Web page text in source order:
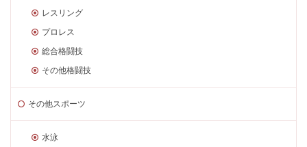
レスリング
プロレス
総合格闘技
その他格闘技
その他スポーツ
水泳